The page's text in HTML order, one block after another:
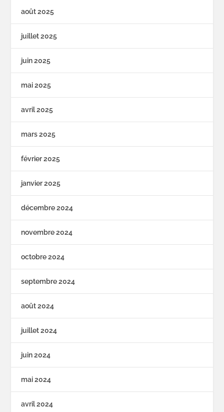
août 2025
juillet 2025
juin 2025
mai 2025
avril 2025
mars 2025
février 2025
janvier 2025
décembre 2024
novembre 2024
octobre 2024
septembre 2024
août 2024
juillet 2024
juin 2024
mai 2024
avril 2024